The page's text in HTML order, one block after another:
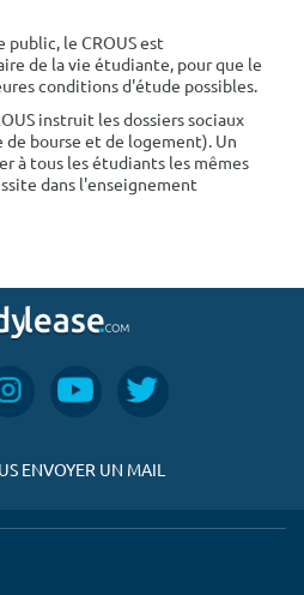
le CROUS est
de la vie étudiante, pour que le
conditions d'étude possibles.
instruit les dossiers sociaux
de bourse et de logement). Un
à tous les étudiants les mêmes
dans l'enseignement
ENVOYER UN MAIL